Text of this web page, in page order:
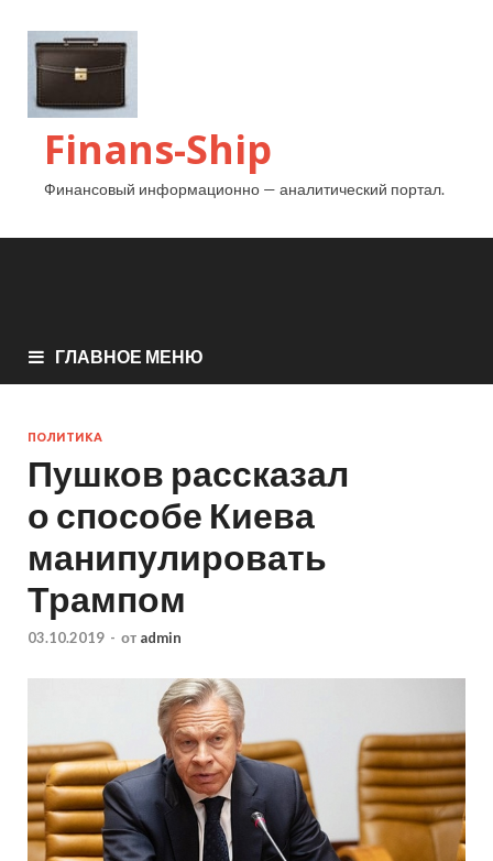
Finans-Ship
Финансовый информационно — аналитический портал.
ГЛАВНОЕ МЕНЮ
ПОЛИТИКА
Пушков рассказал
о способе Киева
манипулировать
Трампом
03.10.2019 - от admin